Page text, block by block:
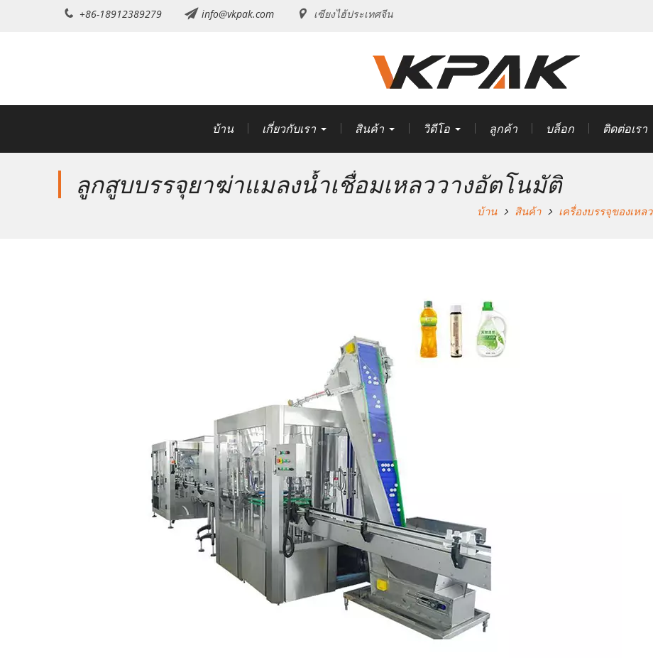
+86-18912389279 info@vkpak.com เซียงไฮ้ประเทศจีน
บ้าน เกี่ยวกับเรา สินค้า วิดีโอ ลูกค้า บล็อก ติดต่อเรา
ลูกสูบบรรจุยาฆ่าแมลงน้ำเชื่อมเหลววางอัตโนมัติ
บ้าน สินค้า เครื่องบรรจุของเหลว